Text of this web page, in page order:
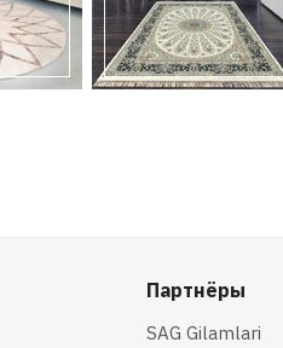
Партнёры
SAG Gilamlari